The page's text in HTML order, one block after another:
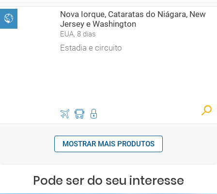
Nova Iorque, Cataratas do Niágara, New
Jersey e Washington
EUA, 8 dias
Estadia e circuito
MOSTRAR MAIS PRODUTOS
Pode ser do seu interesse